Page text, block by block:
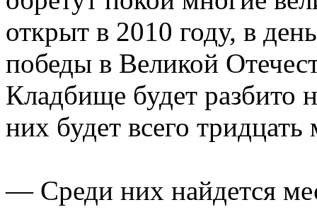
открыт в 2010 году, в
победы в Великой
Кладбище будет разбито
них будет всего тридцать
— Среди них найдется